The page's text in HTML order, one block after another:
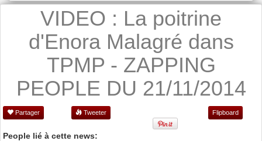
VIDEO : La poitrine
d'Enora Malagré dans
TPMP - ZAPPING
PEOPLE DU 21/11/2014
Partager Tweeter Flipboard
People lié à cette news: